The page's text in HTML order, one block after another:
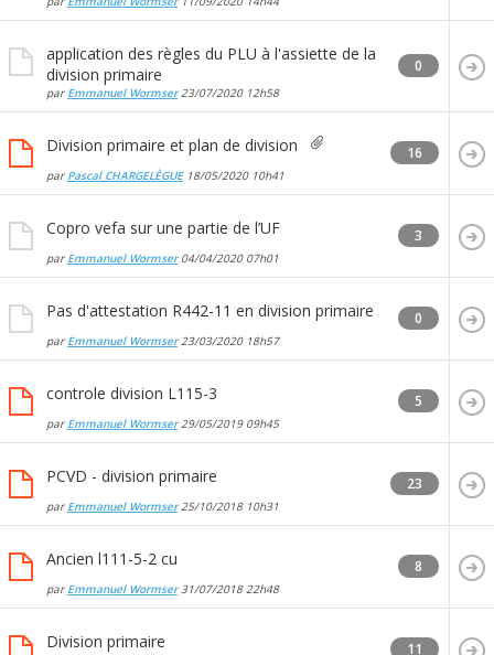
application des règles du PLU à l'assiette de la
division primaire
par Emmanuel Wormser23/07/2020 12h58
0
Division primaire et plan de division
par Pascal CHARGELÈGUE18/05/2020 10h41
16
Copro vefa sur une partie de l’UF
par Emmanuel Wormser04/04/2020 07h01
3
Pas d'attestation R442-11 en division primaire
par Emmanuel Wormser23/03/2020 18h57
0
controle division L115-3
par Emmanuel Wormser29/05/2019 09h45
5
PCVD - division primaire
par Emmanuel Wormser25/10/2018 10h31
23
Ancien l111-5-2 cu
par Emmanuel Wormser31/07/2018 22h48
8
Division primaire 11